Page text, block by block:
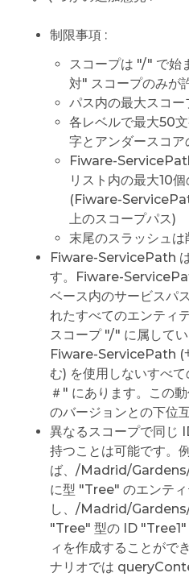
制限事項 :
スコープは "/" で始
対" スコープのみが
パス内の最大スコー
各レベルで最大50
字とアンダースコア
Fiware-
リスト内の最大10
(Fiware-
上のスコープパス)
末尾のスラッシュは
Fiware-ServicePath
す。Fiware-
ベース内のサービスパ
れたすべてのエンティ
スコープ "/" に属してい
Fiware-ServicePath (
む) を使用しないすべ
＃" にあります。この
のバージョンとの下位
異なるスコープで同じ
持つことは可能です。
ば、/Madrid/
に型 "Tree" のエンテ
し、/Madrid/
"Tree" 型の ID "Tree1"
ィを作成することがで
ナリオでは